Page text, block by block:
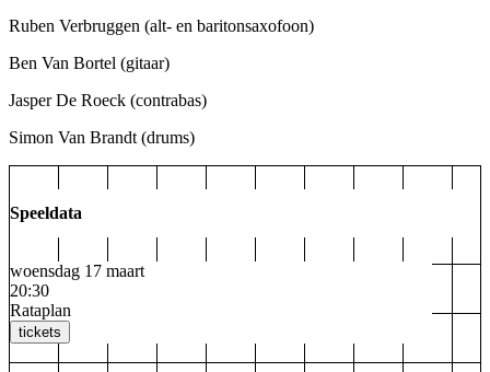
Ruben Verbruggen (alt- en baritonsaxofoon)
Ben Van Bortel (gitaar)
Jasper De Roeck (contrabas)
Simon Van Brandt (drums)
Speeldata
woensdag 17 maart
20:30
Rataplan
tickets